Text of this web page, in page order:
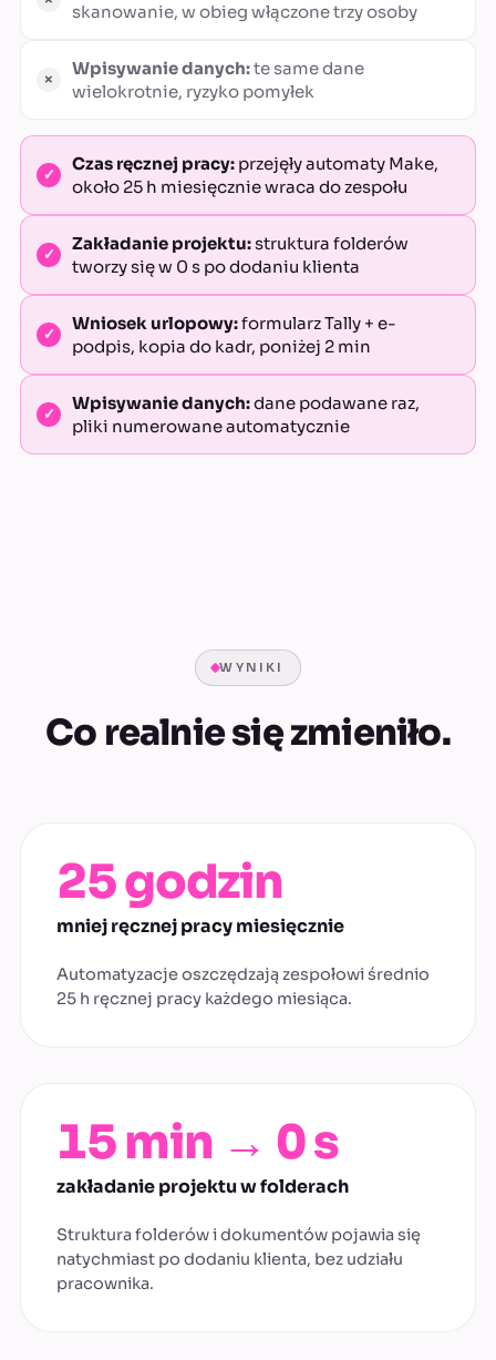
skanowanie, w obieg włączone trzy osoby
Wpisywanie danych:te same dane
wielokrotnie, ryzyko pomyłek
Czas ręcznej pracy: przejęły automaty Make,
około 25 h miesięcznie wraca do zespołu
Zakładanie projektu:struktura folderów
tworzy się w 0 s po dodaniu klienta
Wniosek urlopowy:formularz Tally + e-
podpis, kopia do kadr, poniżej 2 min
Wpisywanie danych:dane podawane raz,
pliki numerowane automatycznie
WYNIKI
Co realnie się zmieniło.
25 godzin
mniej ręcznej pracy miesięcznie
Automatyzacje oszczędzają zespołowi średnio
25 h ręcznej pracy każdego miesiąca.
15 min → 0 s
zakładanie projektu w folderach
Struktura folderów i dokumentów pojawia się
natychmiast po dodaniu klienta, bez udziału
pracownika.